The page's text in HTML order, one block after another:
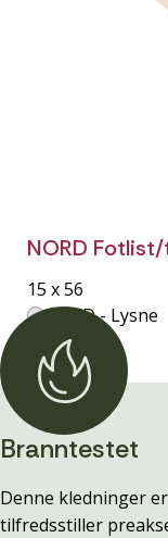
NORD
15 x 56
NORD - Lysne
Branntestet
Denne kledninger
tilfredsstiller